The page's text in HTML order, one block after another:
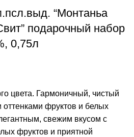
“Монтаньа
подарочный набор
0,75л
цвета. Гармоничный, чистый
фруктов и белых
свежим вкусом с
фруктов и приятной